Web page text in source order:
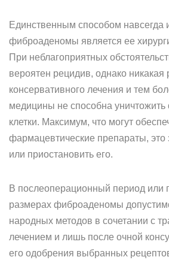
Единственным способом навсегда
фиброаденомы является ее
При неблагоприятных
вероятен рецидив, однако никакая
консервативного лечения и тем
медицины не способна
клетки. Максимум, что могут
фармацевтические препараты, это
или приостановить его.
В послеоперационный период или
размерах фиброаденомы
народных методов в сочетании с
лечением и лишь после очной
его одобрения выбранных